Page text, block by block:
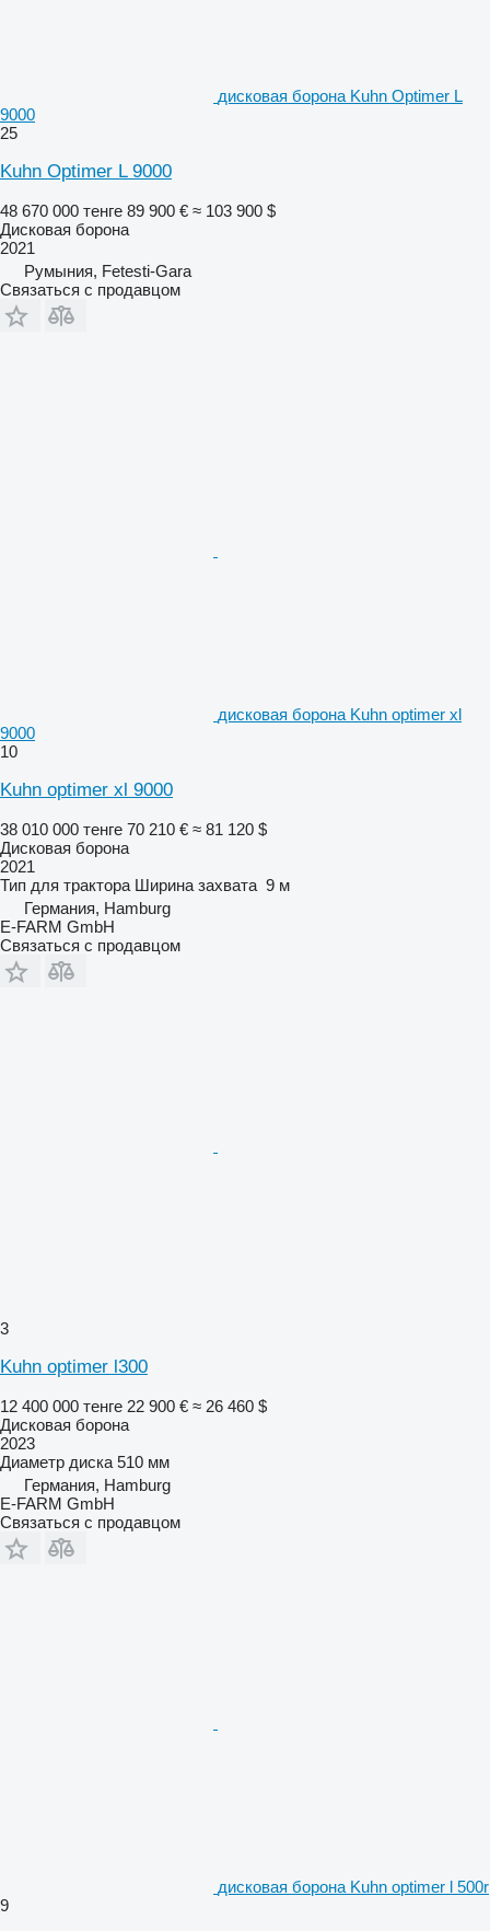
дисковая борона Kuhn Optimer L
9000
25
Kuhn Optimer L 9000
48 670 000 тенге 89 900 € ≈ 103 900 $
Дисковая борона
2021
Румыния, Fetesti-Gara
Связаться с продавцом
дисковая борона Kuhn optimer xl
9000
10
Kuhn optimer xl 9000
38 010 000 тенге 70 210 € ≈ 81 120 $
Дисковая борона
2021
Тип для трактора Ширина захвата 9 м
Германия, Hamburg
E-FARM GmbH
Связаться с продавцом
3
Kuhn optimer l300
12 400 000 тенге 22 900 € ≈ 26 460 $
Дисковая борона
2023
Диаметр диска 510 мм
Германия, Hamburg
E-FARM GmbH
Связаться с продавцом
дисковая борона Kuhn optimer l 500r
9